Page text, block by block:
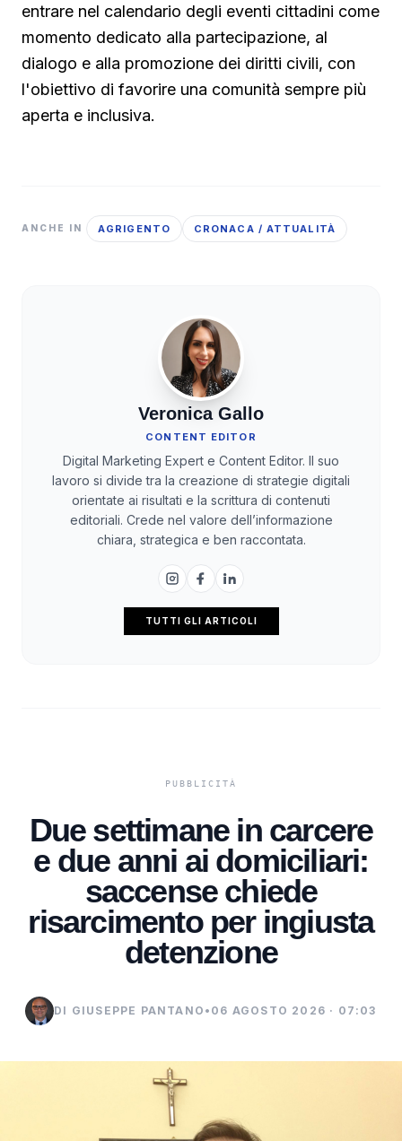
entrare nel calendario degli eventi cittadini come
momento dedicato alla partecipazione, al
dialogo e alla promozione dei diritti civili, con
l'obiettivo di favorire una comunità sempre più
aperta e inclusiva.
ANCHE IN AGRIGENTO CRONACA / ATTUALITÀ
Veronica Gallo
CONTENT EDITOR
Digital Marketing Expert e Content Editor. Il suo
lavoro si divide tra la creazione di strategie digitali
orientate ai risultati e la scrittura di contenuti
editoriali. Crede nel valore dell’informazione
chiara, strategica e ben raccontata.
TUTTI GLI ARTICOLI
Due settimane in carcere
e due anni ai domiciliari:
saccense chiede
risarcimento per ingiusta
detenzione
DI GIUSEPPE PANTANO • 06 AGOSTO 2026 · 07:03